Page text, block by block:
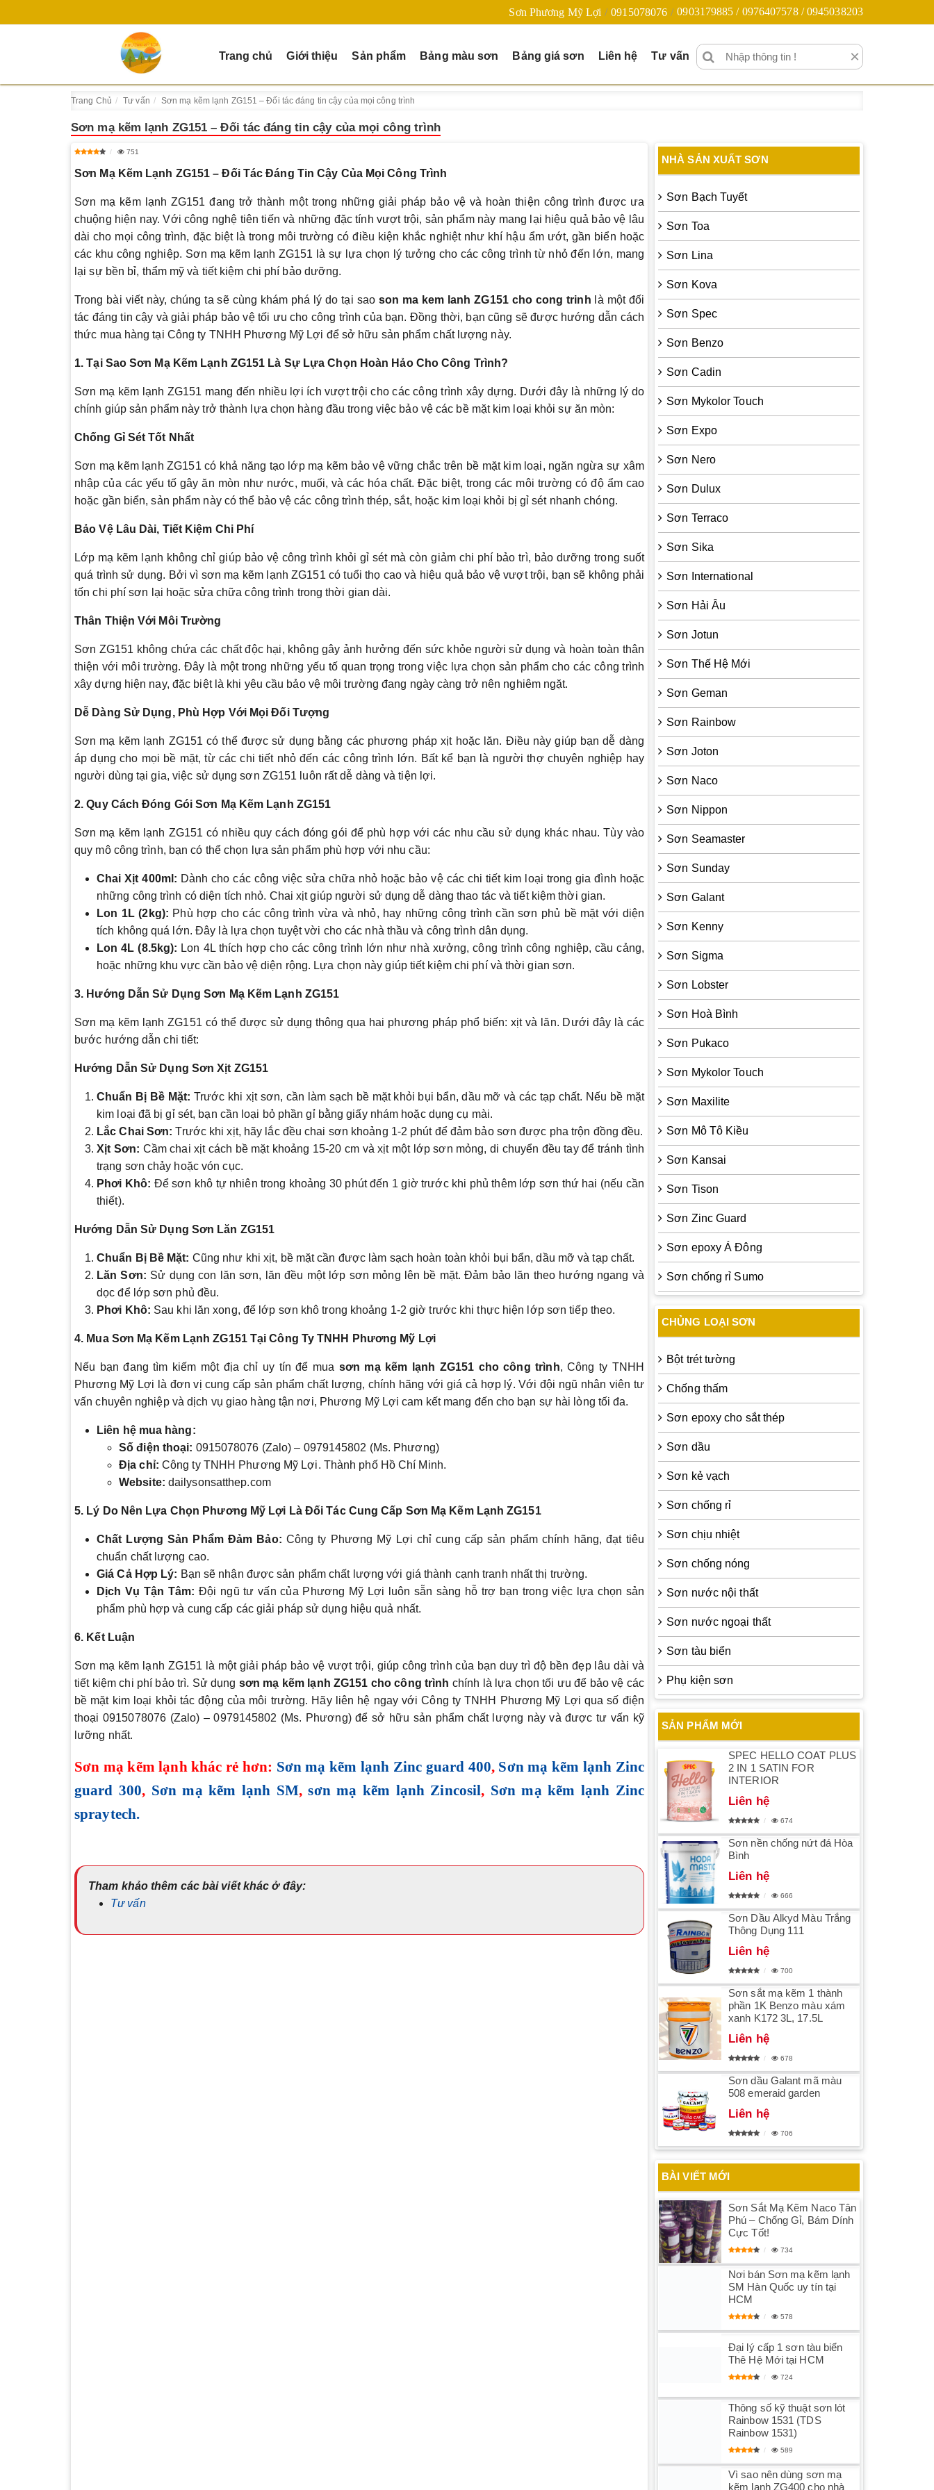
Sơn Phương Mỹ Lợi 0915078076 0903179885 / 0976407578 / 0945038203
Trang chủ Giới thiệu Sản phẩm Bảng màu sơn Bảng giá sơn Liên hệ Tư vấn ×
Trang Chủ Tư vấn Sơn mạ kẽm lạnh ZG151 – Đối tác đáng tin cậy của mọi công trình
Sơn mạ kẽm lạnh ZG151 – Đối tác đáng tin cậy của mọi công trình
751
Sơn Mạ Kẽm Lạnh ZG151 – Đối Tác Đáng Tin Cậy Của Mọi Công Trình
Sơn mạ kẽm lạnh ZG151 đang trở thành một trong những giải pháp bảo vệ và hoàn thiện công trình được ưa
chuộng hiện nay. Với công nghệ tiên tiến và những đặc tính vượt trội, sản phẩm này mang lại hiệu quả bảo vệ lâu
dài cho mọi công trình, đặc biệt là trong môi trường có điều kiện khắc nghiệt như khí hậu ẩm ướt, gần biển hoặc
các khu công nghiệp. Sơn mạ kẽm lạnh ZG151 là sự lựa chọn lý tưởng cho các công trình từ nhỏ đến lớn, mang
lại sự bền bỉ, thẩm mỹ và tiết kiệm chi phí bảo dưỡng.
Trong bài viết này, chúng ta sẽ cùng khám phá lý do tại sao son ma kem lanh ZG151 cho cong trinh là một đối
tác đáng tin cậy và giải pháp bảo vệ tối ưu cho công trình của bạn. Đồng thời, bạn cũng sẽ được hướng dẫn cách
thức mua hàng tại Công ty TNHH Phương Mỹ Lợi để sở hữu sản phẩm chất lượng này.
1. Tại Sao Sơn Mạ Kẽm Lạnh ZG151 Là Sự Lựa Chọn Hoàn Hảo Cho Công Trình?
Sơn mạ kẽm lạnh ZG151 mang đến nhiều lợi ích vượt trội cho các công trình xây dựng. Dưới đây là những lý do
chính giúp sản phẩm này trở thành lựa chọn hàng đầu trong việc bảo vệ các bề mặt kim loại khỏi sự ăn mòn:
Chống Gỉ Sét Tốt Nhất
Sơn mạ kẽm lạnh ZG151 có khả năng tạo lớp mạ kẽm bảo vệ vững chắc trên bề mặt kim loại, ngăn ngừa sự xâm
nhập của các yếu tố gây ăn mòn như nước, muối, và các hóa chất. Đặc biệt, trong các môi trường có độ ẩm cao
hoặc gần biển, sản phẩm này có thể bảo vệ các công trình thép, sắt, hoặc kim loại khỏi bị gỉ sét nhanh chóng.
Bảo Vệ Lâu Dài, Tiết Kiệm Chi Phí
Lớp mạ kẽm lạnh không chỉ giúp bảo vệ công trình khỏi gỉ sét mà còn giảm chi phí bảo trì, bảo dưỡng trong suốt
quá trình sử dụng. Bởi vì sơn mạ kẽm lạnh ZG151 có tuổi thọ cao và hiệu quả bảo vệ vượt trội, bạn sẽ không phải
tốn chi phí sơn lại hoặc sửa chữa công trình trong thời gian dài.
Thân Thiện Với Môi Trường
Sơn ZG151 không chứa các chất độc hại, không gây ảnh hưởng đến sức khỏe người sử dụng và hoàn toàn thân
thiện với môi trường. Đây là một trong những yếu tố quan trọng trong việc lựa chọn sản phẩm cho các công trình
xây dựng hiện nay, đặc biệt là khi yêu cầu bảo vệ môi trường đang ngày càng trở nên nghiêm ngặt.
Dễ Dàng Sử Dụng, Phù Hợp Với Mọi Đối Tượng
Sơn mạ kẽm lạnh ZG151 có thể được sử dụng bằng các phương pháp xịt hoặc lăn. Điều này giúp bạn dễ dàng
áp dụng cho mọi bề mặt, từ các chi tiết nhỏ đến các công trình lớn. Bất kể bạn là người thợ chuyên nghiệp hay
người dùng tại gia, việc sử dụng sơn ZG151 luôn rất dễ dàng và tiện lợi.
2. Quy Cách Đóng Gói Sơn Mạ Kẽm Lạnh ZG151
Sơn mạ kẽm lạnh ZG151 có nhiều quy cách đóng gói để phù hợp với các nhu cầu sử dụng khác nhau. Tùy vào
quy mô công trình, bạn có thể chọn lựa sản phẩm phù hợp với nhu cầu:
Chai Xịt 400ml: Dành cho các công việc sửa chữa nhỏ hoặc bảo vệ các chi tiết kim loại trong gia đình hoặc
những công trình có diện tích nhỏ. Chai xịt giúp người sử dụng dễ dàng thao tác và tiết kiệm thời gian.
Lon 1L (2kg): Phù hợp cho các công trình vừa và nhỏ, hay những công trình cần sơn phủ bề mặt với diện
tích không quá lớn. Đây là lựa chọn tuyệt vời cho các nhà thầu và công trình dân dụng.
Lon 4L (8.5kg): Lon 4L thích hợp cho các công trình lớn như nhà xưởng, công trình công nghiệp, cầu cảng,
hoặc những khu vực cần bảo vệ diện rộng. Lựa chọn này giúp tiết kiệm chi phí và thời gian sơn.
3. Hướng Dẫn Sử Dụng Sơn Mạ Kẽm Lạnh ZG151
Sơn mạ kẽm lạnh ZG151 có thể được sử dụng thông qua hai phương pháp phổ biến: xịt và lăn. Dưới đây là các
bước hướng dẫn chi tiết:
Hướng Dẫn Sử Dụng Sơn Xịt ZG151
Chuẩn Bị Bề Mặt: Trước khi xịt sơn, cần làm sạch bề mặt khỏi bụi bẩn, dầu mỡ và các tạp chất. Nếu bề mặt
kim loại đã bị gỉ sét, bạn cần loại bỏ phần gỉ bằng giấy nhám hoặc dụng cụ mài.
Lắc Chai Sơn: Trước khi xịt, hãy lắc đều chai sơn khoảng 1-2 phút để đảm bảo sơn được pha trộn đồng đều.
Xịt Sơn: Cầm chai xịt cách bề mặt khoảng 15-20 cm và xịt một lớp sơn mỏng, di chuyển đều tay để tránh tình
trạng sơn chảy hoặc vón cục.
Phơi Khô: Để sơn khô tự nhiên trong khoảng 30 phút đến 1 giờ trước khi phủ thêm lớp sơn thứ hai (nếu cần
thiết).
Hướng Dẫn Sử Dụng Sơn Lăn ZG151
Chuẩn Bị Bề Mặt: Cũng như khi xịt, bề mặt cần được làm sạch hoàn toàn khỏi bụi bẩn, dầu mỡ và tạp chất.
Lăn Sơn: Sử dụng con lăn sơn, lăn đều một lớp sơn mỏng lên bề mặt. Đảm bảo lăn theo hướng ngang và
dọc để lớp sơn phủ đều.
Phơi Khô: Sau khi lăn xong, để lớp sơn khô trong khoảng 1-2 giờ trước khi thực hiện lớp sơn tiếp theo.
4. Mua Sơn Mạ Kẽm Lạnh ZG151 Tại Công Ty TNHH Phương Mỹ Lợi
Nếu bạn đang tìm kiếm một địa chỉ uy tín để mua sơn mạ kẽm lạnh ZG151 cho công trình, Công ty TNHH
Phương Mỹ Lợi là đơn vị cung cấp sản phẩm chất lượng, chính hãng với giá cả hợp lý. Với đội ngũ nhân viên tư
vấn chuyên nghiệp và dịch vụ giao hàng tận nơi, Phương Mỹ Lợi cam kết mang đến cho bạn sự hài lòng tối đa.
Liên hệ mua hàng:
Số điện thoại: 0915078076 (Zalo) – 0979145802 (Ms. Phương)
Địa chỉ: Công ty TNHH Phương Mỹ Lợi. Thành phố Hồ Chí Minh.
Website: dailysonsatthep.com
5. Lý Do Nên Lựa Chọn Phương Mỹ Lợi Là Đối Tác Cung Cấp Sơn Mạ Kẽm Lạnh ZG151
Chất Lượng Sản Phẩm Đảm Bảo: Công ty Phương Mỹ Lợi chỉ cung cấp sản phẩm chính hãng, đạt tiêu
chuẩn chất lượng cao.
Giá Cả Hợp Lý: Bạn sẽ nhận được sản phẩm chất lượng với giá thành cạnh tranh nhất thị trường.
Dịch Vụ Tận Tâm: Đội ngũ tư vấn của Phương Mỹ Lợi luôn sẵn sàng hỗ trợ bạn trong việc lựa chọn sản
phẩm phù hợp và cung cấp các giải pháp sử dụng hiệu quả nhất.
6. Kết Luận
Sơn mạ kẽm lạnh ZG151 là một giải pháp bảo vệ vượt trội, giúp công trình của bạn duy trì độ bền đẹp lâu dài và
tiết kiệm chi phí bảo trì. Sử dụng sơn mạ kẽm lạnh ZG151 cho công trình chính là lựa chọn tối ưu để bảo vệ các
bề mặt kim loại khỏi tác động của môi trường. Hãy liên hệ ngay với Công ty TNHH Phương Mỹ Lợi qua số điện
thoại 0915078076 (Zalo) – 0979145802 (Ms. Phương) để sở hữu sản phẩm chất lượng này và được tư vấn kỹ
lưỡng nhất.
Sơn mạ kẽm lạnh khác rẻ hơn: Sơn mạ kẽm lạnh Zinc guard 400,Sơn mạ kẽm lạnh Zinc
guard 300, Sơn mạ kẽm lạnh SM,sơn mạ kẽm lạnh Zincosil, Sơn mạ kẽm lạnh Zinc
spraytech.
Tham khảo thêm các bài viết khác ở đây:
Tư vấn
NHÀ SẢN XUẤT SƠN
Sơn Bạch Tuyết
Sơn Toa
Sơn Lina
Sơn Kova
Sơn Spec
Sơn Benzo
Sơn Cadin
Sơn Mykolor Touch
Sơn Expo
Sơn Nero
Sơn Dulux
Sơn Terraco
Sơn Sika
Sơn International
Sơn Hải Âu
Sơn Jotun
Sơn Thế Hệ Mới
Sơn Geman
Sơn Rainbow
Sơn Joton
Sơn Naco
Sơn Nippon
Sơn Seamaster
Sơn Sunday
Sơn Galant
Sơn Kenny
Sơn Sigma
Sơn Lobster
Sơn Hoà Bình
Sơn Pukaco
Sơn Mykolor Touch
Sơn Maxilite
Sơn Mô Tô Kiều
Sơn Kansai
Sơn Tison
Sơn Zinc Guard
Sơn epoxy Á Đông
Sơn chống rỉ Sumo
CHỦNG LOẠI SƠN
Bột trét tường
Chống thấm
Sơn epoxy cho sắt thép
Sơn dầu
Sơn kẻ vạch
Sơn chống rỉ
Sơn chịu nhiệt
Sơn chống nóng
Sơn nước nội thất
Sơn nước ngoại thất
Sơn tàu biển
Phụ kiện sơn
SẢN PHẨM MỚI
SPEC HELLO COAT PLUS
2 IN 1 SATIN FOR
INTERIOR
Liên hệ
674
Sơn nền chống nứt đá Hòa
Bình
Liên hệ
666
Sơn Dầu Alkyd Màu Trắng
Thông Dụng 111
Liên hệ
700
Sơn sắt mạ kẽm 1 thành
phần 1K Benzo màu xám
xanh K172 3L, 17.5L
Liên hệ
678
Sơn dầu Galant mã màu
508 emeraid garden
Liên hệ
706
BÀI VIẾT MỚI
Sơn Sắt Mạ Kẽm Naco Tân
Phú – Chống Gỉ, Bám Dính
Cực Tốt!
734
Nơi bán Sơn mạ kẽm lạnh
SM Hàn Quốc uy tín tại
HCM
578
Đại lý cấp 1 sơn tàu biển
Thê Hệ Mới tại HCM
724
Thông số kỹ thuật sơn lót
Rainbow 1531 (TDS
Rainbow 1531)
589
Vì sao nên dùng sơn mạ
kẽm lạnh ZG400 cho nhà